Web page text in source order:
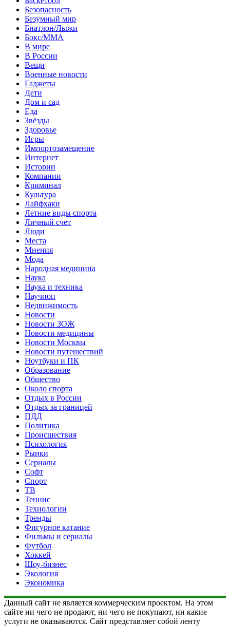
Безопасность
Безумный мир
Биатлон/Лыжи
Бокс/MMA
В мире
В России
Вещи
Военные новости
Гаджеты
Дети
Дом и сад
Еда
Звёзды
Здоровье
Игры
Импортозамещение
Интернет
Истории
Компании
Криминал
Культура
Лайфхаки
Летние виды спорта
Личный счет
Люди
Места
Мнения
Мода
Народная медицина
Наука
Наука и техника
Научпоп
Недвижимость
Новости
Новости ЗОЖ
Новости медицины
Новости Москвы
Новости путешествий
Ноутбуки и ПК
Образование
Общество
Около спорта
Отдых в России
Отдых за границей
ПДД
Политика
Происшествия
Психология
Рынки
Сериалы
Софт
Спорт
ТВ
Теннис
Технологии
Тренды
Фигурное катание
Фильмы и сериалы
Футбол
Хоккей
Шоу-бизнес
Экология
Экономика
Данный сайт не является коммерческим проектом. На этом
сайте ни чего не продают, ни чего не покупают, ни какие
услуги не оказываются. Сайт представляет собой ленту